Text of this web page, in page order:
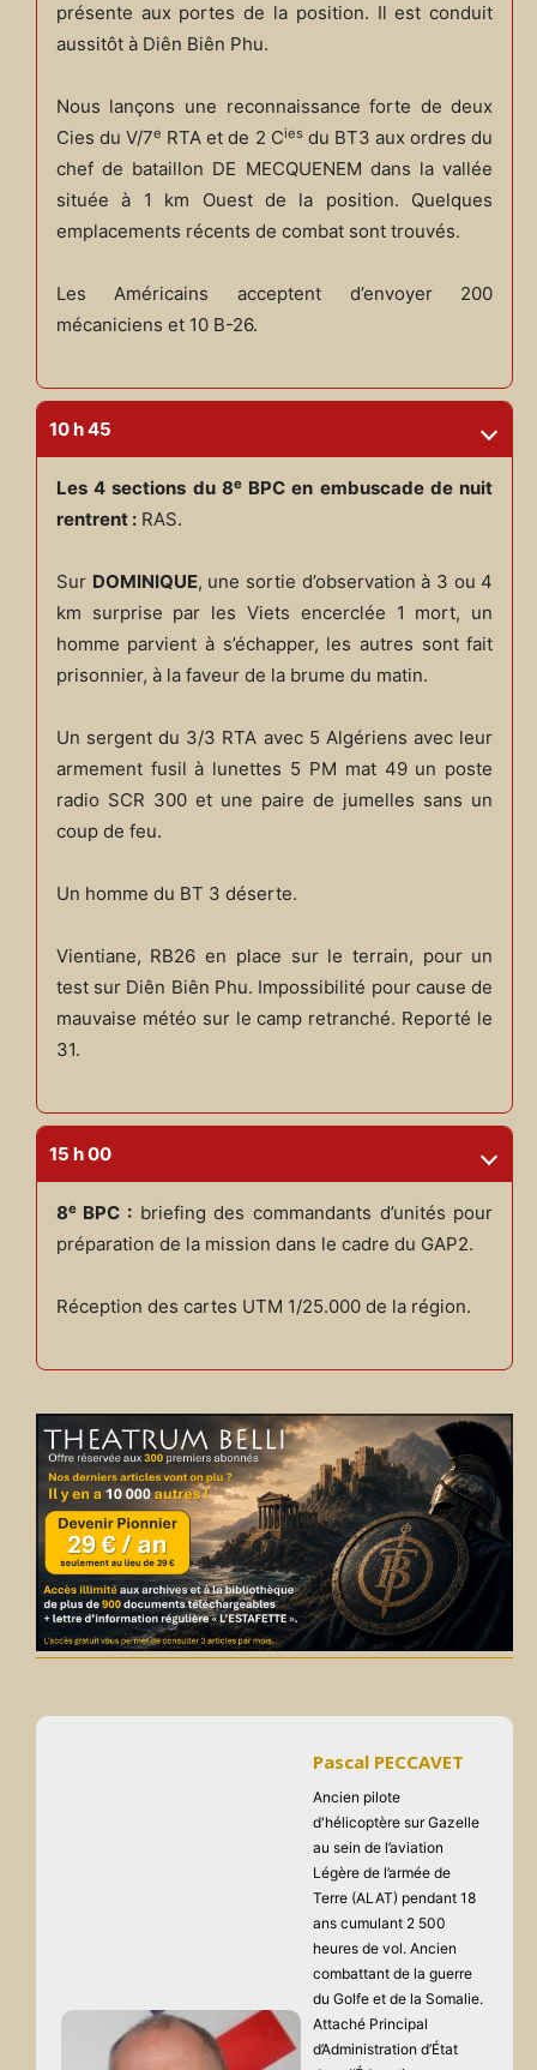
présente aux portes de la position. Il est conduit
aussitôt à Diên Biên Phu.
Nous lançons une reconnaissance forte de deux
Cies du V/7e RTA et de 2 Ciesdu BT3 aux ordres du
chef de bataillon DE MECQUENEM dans la vallée
située à 1 km Ouest de la position. Quelques
emplacements récents de combat sont trouvés.
Les Américains acceptent d’envoyer 200
mécaniciens et 10 B-26.
10 h 45
Les 4 sections du 8eBPC en embuscade de nuit
rentrent :RAS.
Sur DOMINIQUE, une sortie d’observation à 3 ou 4
km surprise par les Viets encerclée 1 mort, un
homme parvient à s’échapper, les autres sont fait
prisonnier, à la faveur de la brume du matin.
Un sergent du 3/3 RTA avec 5 Algériens avec leur
armement fusil à lunettes 5 PM mat 49 un poste
radio SCR 300 et une paire de jumelles sans un
coup de feu.
Un homme du BT 3 déserte.
Vientiane, RB26 en place sur le terrain, pour un
test sur Diên Biên Phu. Impossibilité pour cause de
mauvaise météo sur le camp retranché. Reporté le
31.
15 h 00
8eBPC : briefing des commandants d’unités pour
préparation de la mission dans le cadre du GAP2.
Réception des cartes UTM 1/25.000 de la région.
Pascal PECCAVET
Ancien pilote
d'hélicoptère sur Gazelle
au sein de l’aviation
Légère de l’armée de
Terre (ALAT) pendant 18
ans cumulant 2 500
heures de vol. Ancien
combattant de la guerre
du Golfe et de la Somalie.
Attaché Principal
d’Administration d’État